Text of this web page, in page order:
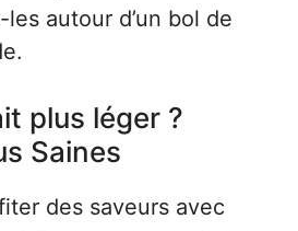
autour d’un bol de
plus léger ?
Saines
des saveurs avec